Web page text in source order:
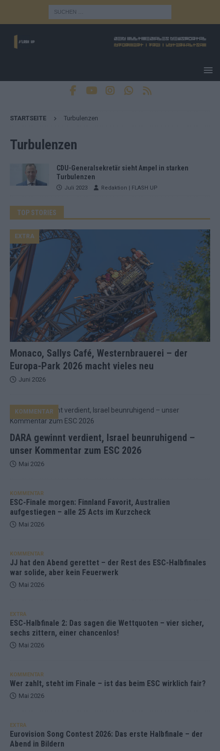
STARTSEITE Turbulenzen
Turbulenzen
CDU-Generalsekretär sieht Ampel in starken
Turbulenzen
Juli 2023 Redaktion | FLASH UP
TOP STORIES
Monaco, Sallys Café, Westernbrauerei – der
Europa-Park 2026 macht vieles neu
EXTRA
Juni 2026
DARA gewinnt verdient, Israel beunruhigend –
unser Kommentar zum ESC 2026
KOMMENTAR
Mai 2026
KOMMENTAR
ESC-Finale morgen: Finnland Favorit, Australien
aufgestiegen – alle 25 Acts im Kurzcheck
Mai 2026
KOMMENTAR
JJ hat den Abend gerettet – der Rest des ESC-Halbfinales
war solide, aber kein Feuerwerk
Mai 2026
EXTRA
ESC-Halbfinale 2: Das sagen die Wettquoten – vier sicher,
sechs zittern, einer chancenlos!
Mai 2026
KOMMENTAR
Wer zahlt, steht im Finale – ist das beim ESC wirklich fair?
Mai 2026
EXTRA
Eurovision Song Contest 2026: Das erste Halbfinale – der
Abend in Bildern